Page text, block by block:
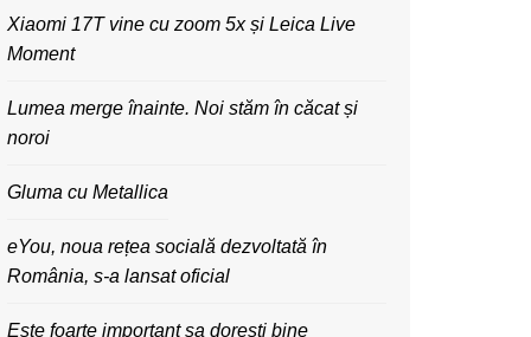
Xiaomi 17T vine cu zoom 5x și Leica Live
Moment
Lumea merge înainte. Noi stăm în căcat și
noroi
Gluma cu Metallica
eYou, noua rețea socială dezvoltată în
România, s-a lansat oficial
Este foarte important sa dorești bine